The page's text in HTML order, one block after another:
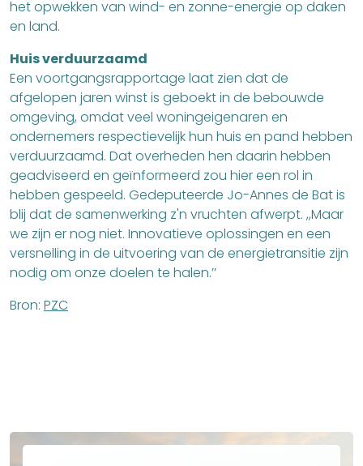
het opwekken van wind- en zonne-energie op daken
en land.
Huis verduurzaamd
Een voortgangsrapportage laat zien dat de
afgelopen jaren winst is geboekt in de bebouwde
omgeving, omdat veel woningeigenaren en
ondernemers respectievelijk hun huis en pand hebben
verduurzaamd. Dat overheden hen daarin hebben
geadviseerd en geïnformeerd zou hier een rol in
hebben gespeeld. Gedeputeerde Jo-Annes de Bat is
blij dat de samenwerking z'n vruchten afwerpt. ,,Maar
we zijn er nog niet. Innovatieve oplossingen en een
versnelling in de uitvoering van de energietransitie zijn
nodig om onze doelen te halen.’’
Bron: PZC